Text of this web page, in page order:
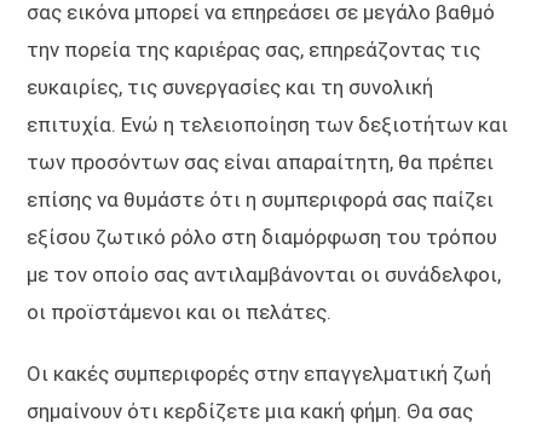
σας εικόνα μπορεί να επηρεάσει σε μεγάλο βαθμό
την πορεία της καριέρας σας, επηρεάζοντας τις
ευκαιρίες, τις συνεργασίες και τη συνολική
επιτυχία. Ενώ η τελειοποίηση των δεξιοτήτων και
των προσόντων σας είναι απαραίτητη, θα πρέπει
επίσης να θυμάστε ότι η συμπεριφορά σας παίζει
εξίσου ζωτικό ρόλο στη διαμόρφωση του τρόπου
με τον οποίο σας αντιλαμβάνονται οι συνάδελφοι,
οι προϊστάμενοι και οι πελάτες.
Οι κακές συμπεριφορές στην επαγγελματική ζωή
σημαίνουν ότι κερδίζετε μια κακή φήμη. Θα σας